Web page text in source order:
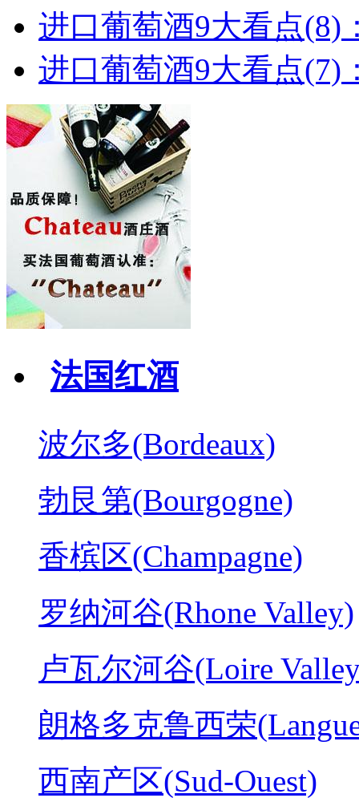
进口葡萄酒9大看点(8)
进口葡萄酒9大看点(7)
法国红酒
波尔多(Bordeaux)
勃艮第(Bourgogne)
香槟区(Champagne)
罗纳河谷(Rhone Valley)
卢瓦尔河谷(Loire
朗格多克鲁西荣
西南产区(Sud-Ouest)